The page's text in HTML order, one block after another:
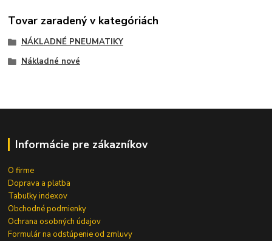
Tovar zaradený v kategóriách
NÁKLADNÉ PNEUMATIKY
Nákladné nové
Informácie pre zákazníkov
O firme
Doprava a platba
Tabuľky indexov
Obchodné podmienky
Ochrana osobných údajov
Formulár na odstúpenie od zmluvy